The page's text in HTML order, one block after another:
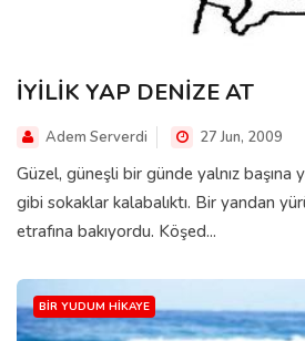
İYİLİK YAP DENİZE AT
Adem Serverdi 27 Jun, 2009
Güzel, güneşli bir günde yalnız başına
gibi sokaklar kalabalıktı. Bir yandan
etrafına bakıyordu. Köşed...
BIR YUDUM HIKAYE